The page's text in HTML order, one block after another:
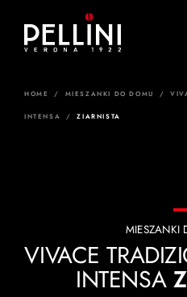
content
HOME / MIESZANKI DO DOMU /
INTENSA / ZIARNISTA
MIESZANKI
VIVACE
INTENSA